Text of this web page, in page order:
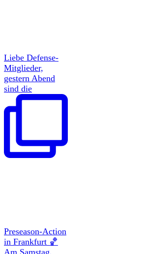
Liebe Defense-
Mitglieder,
gestern Abend
sind die
Preseason-Action
in Frankfurt 🏀